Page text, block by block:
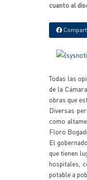
cuanto al
Todas las
de la
obras que
Diversas
como
Floro
El
que tienen
hospitales,
potable a